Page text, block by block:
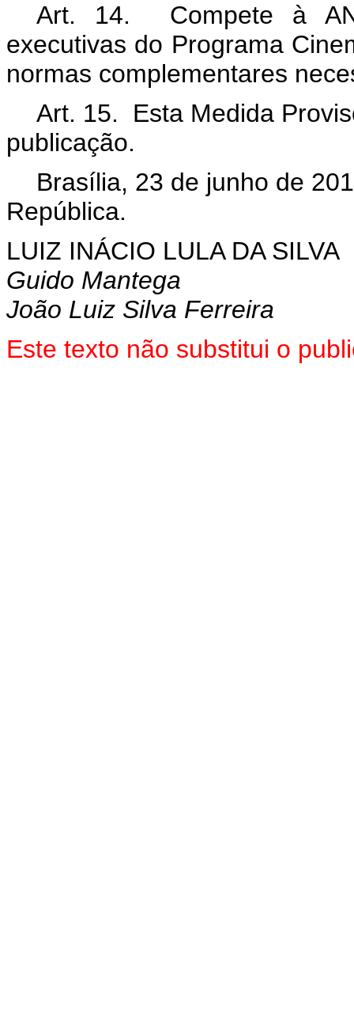
Art. 14. Compete à
executivas do Programa
normas complementares
Art. 15. Esta Medida
publicação.
Brasília, 23 de junho de
República.
LUIZ INÁCIO LULA DA SILVA
Guido Mantega
João Luiz Silva Ferreira
Este texto não substitui o